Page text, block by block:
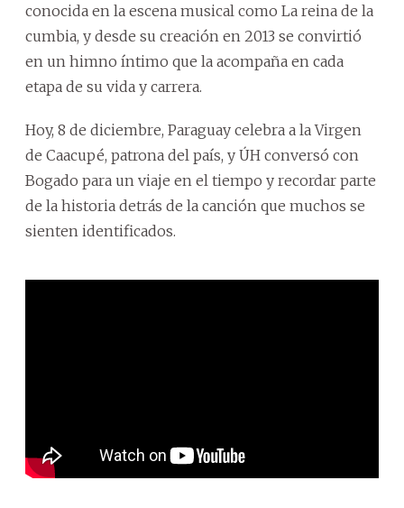
conocida en la escena musical como La reina de la
cumbia, y desde su creación en 2013 se convirtió
en un himno íntimo que la acompaña en cada
etapa de su vida y carrera.
Hoy, 8 de diciembre, Paraguay celebra a la Virgen
de Caacupé, patrona del país, y ÚH conversó con
Bogado para un viaje en el tiempo y recordar parte
de la historia detrás de la canción que muchos se
sienten identificados.